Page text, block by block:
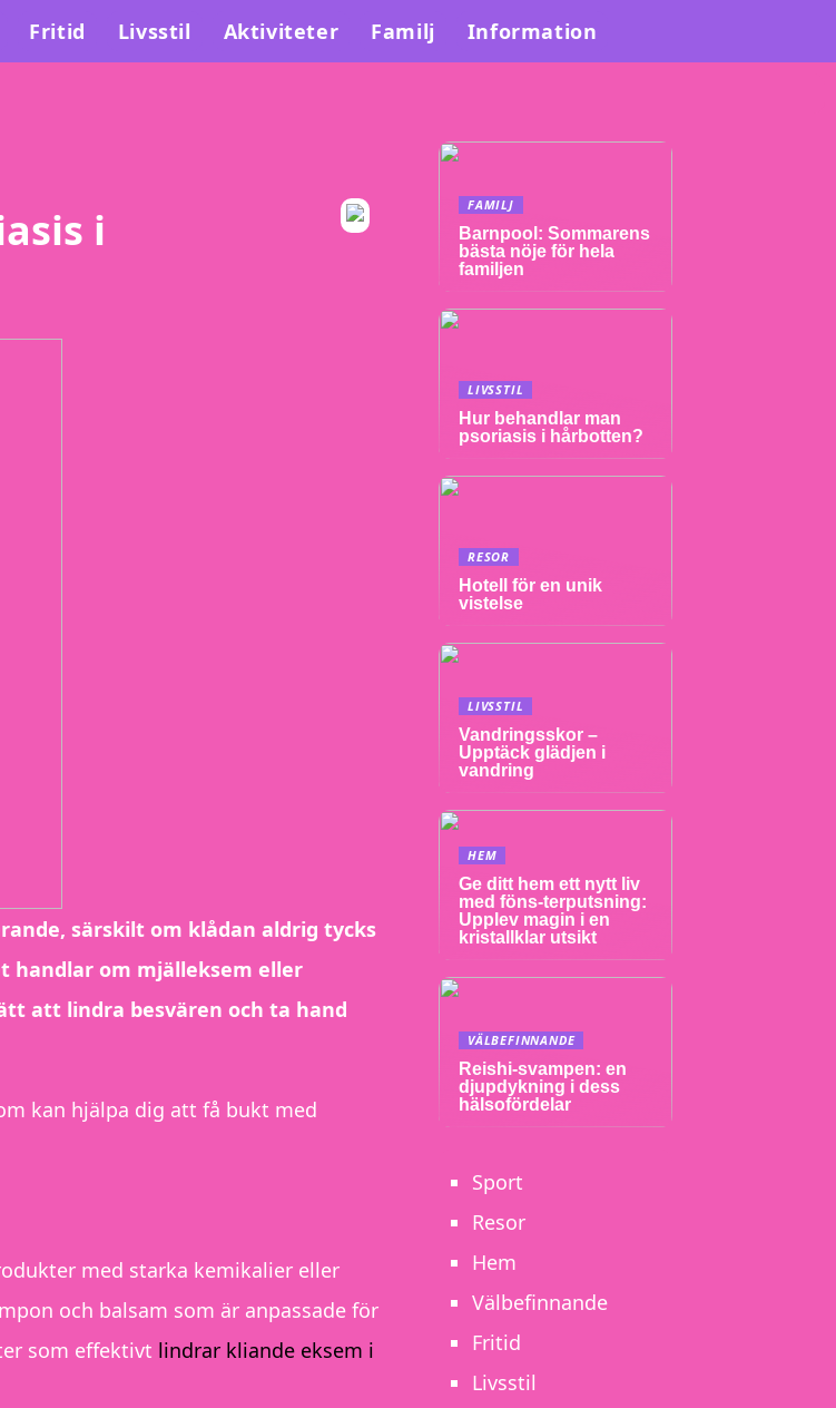
Fritid Livsstil Aktiviteter Familj Information
i
särskilt om klådan aldrig tycks
handlar om mjälleksem eller
att lindra besvären och ta hand
kan hjälpa dig att få bukt med
med starka kemikalier eller
och balsam som är anpassade för
som effektivt lindrar kliande eksem i
FAMILJ
Barnpool: Sommarens
bästa nöje för hela
familjen
LIVSSTIL
Hur behandlar man
psoriasis i hårbotten?
RESOR
Hotell för en unik
vistelse
LIVSSTIL
Vandringsskor –
Upptäck glädjen i
vandring
HEM
Ge ditt hem ett nytt liv
med föns-terputsning:
Upplev magin i en
kristallklar utsikt
VÄLBEFINNANDE
Reishi-svampen: en
djupdykning i dess
hälsofördelar
Sport
Resor
Hem
Välbefinnande
Fritid
Livsstil